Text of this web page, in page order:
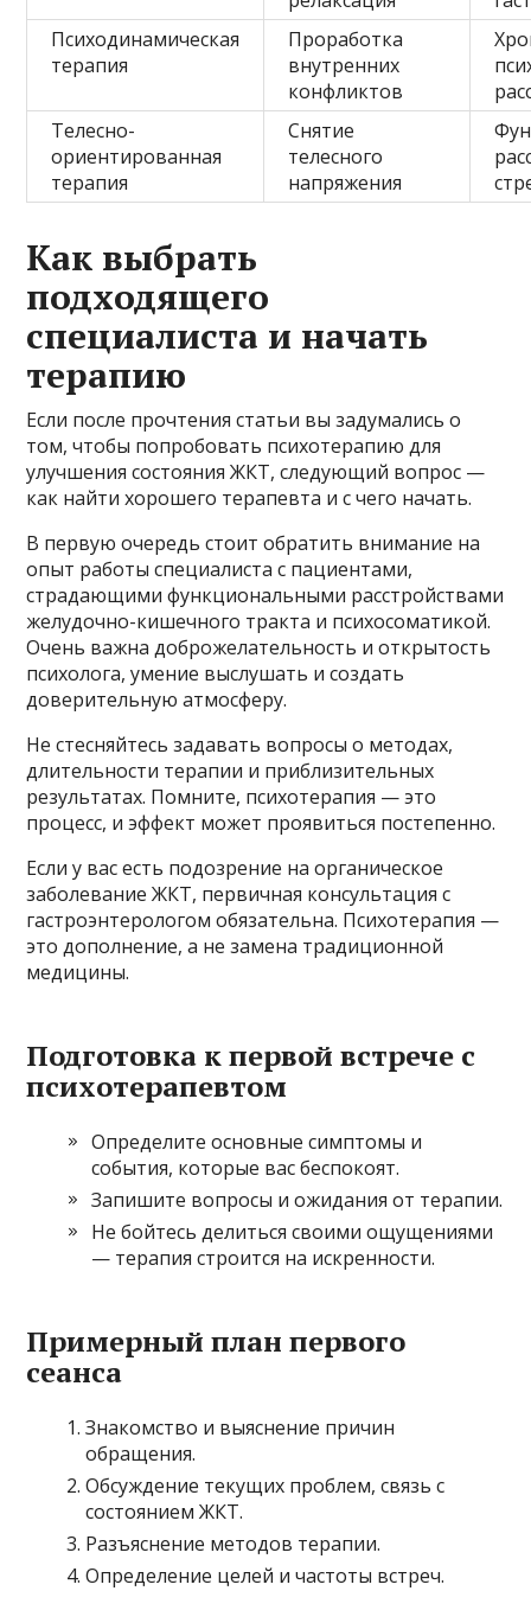
Психодинамическая
терапия
Проработка
внутренних
конфликтов
Телесно-
ориентированная
терапия
Снятие
телесного
напряжения
Как выбрать
подходящего
специалиста и начать
терапию
Если после прочтения статьи вы задумались о
том, чтобы попробовать психотерапию для
улучшения состояния ЖКТ, следующий вопрос —
как найти хорошего терапевта и с чего начать.
В первую очередь стоит обратить внимание на
опыт работы специалиста с пациентами,
страдающими функциональными расстройствами
желудочно-кишечного тракта и психосоматикой.
Очень важна доброжелательность и открытость
психолога, умение выслушать и создать
доверительную атмосферу.
Не стесняйтесь задавать вопросы о методах,
длительности терапии и приблизительных
результатах. Помните, психотерапия — это
процесс, и эффект может проявиться постепенно.
Если у вас есть подозрение на органическое
заболевание ЖКТ, первичная консультация с
гастроэнтерологом обязательна. Психотерапия —
это дополнение, а не замена традиционной
медицины.
Подготовка к первой встрече с
психотерапевтом
Определите основные симптомы и
события, которые вас беспокоят.
Запишите вопросы и ожидания от терапии.
Не бойтесь делиться своими ощущениями
— терапия строится на искренности.
Примерный план первого
сеанса
Знакомство и выяснение причин
обращения.
Обсуждение текущих проблем, связь с
состоянием ЖКТ.
Разъяснение методов терапии.
Определение целей и частоты встреч.